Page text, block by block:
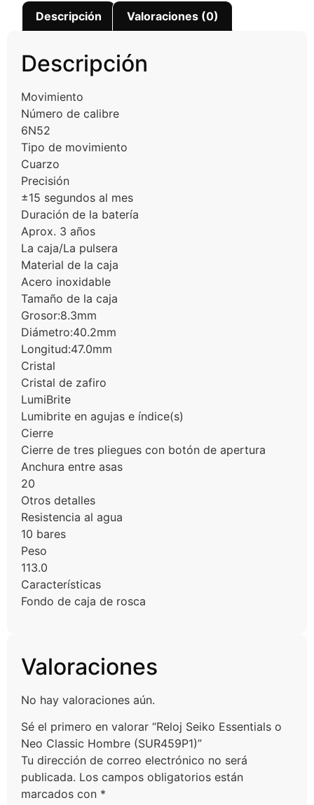
Descripción Valoraciones (0)
Descripción
Movimiento
Número de calibre
6N52
Tipo de movimiento
Cuarzo
Precisión
±15 segundos al mes
Duración de la batería
Aprox. 3 años
La caja/La pulsera
Material de la caja
Acero inoxidable
Tamaño de la caja
Grosor:8.3mm
Diámetro:40.2mm
Longitud:47.0mm
Cristal
Cristal de zafiro
LumiBrite
Lumibrite en agujas e índice(s)
Cierre
Cierre de tres pliegues con botón de apertura
Anchura entre asas
20
Otros detalles
Resistencia al agua
10 bares
Peso
113.0
Características
Fondo de caja de rosca
Valoraciones
No hay valoraciones aún.
Sé el primero en valorar “Reloj Seiko Essentials o
Neo Classic Hombre (SUR459P1)”
Tu dirección de correo electrónico no será
publicada. Los campos obligatorios están
marcados con *